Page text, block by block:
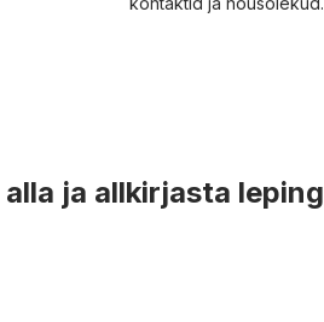
alla ja allkirjasta leping